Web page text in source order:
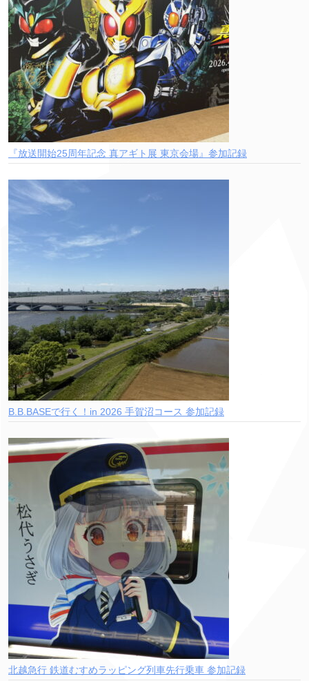
『放送開始25周年記念 真アギト展 東京会場』参加記録
B.B.BASEで行く！in 2026 手賀沼コース 参加記録
北越急行 鉄道むすめラッピング列車先行乗車 参加記録